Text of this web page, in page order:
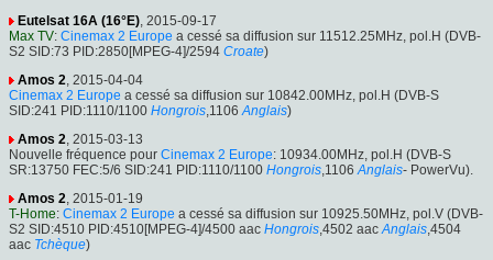
Eutelsat 16A (16°E) , 2015-09-17
Max TV: Cinemax 2 Europe a cessé sa diffusion sur 11512.25MHz, pol.H (DVB-
S2 SID:73 PID:2850[MPEG-4]/2594 Croate)
Amos 2 , 2015-04-04
Cinemax 2 Europe a cessé sa diffusion sur 10842.00MHz, pol.H (DVB-S
SID:241 PID:1110/1100 Hongrois ,1106 Anglais)
Amos 2 , 2015-03-13
Nouvelle fréquence pour Cinemax 2 Europe: 10934.00MHz, pol.H (DVB-S
SR:13750 FEC:5/6 SID:241 PID:1110/1100 Hongrois ,1106 Anglais- PowerVu).
Amos 2 , 2015-01-19
T-Home: Cinemax 2 Europe a cessé sa diffusion sur 10925.50MHz, pol.V (DVB-
S2 SID:4510 PID:4510[MPEG-4]/4500 aac Hongrois ,4502 aac Anglais ,4504
aac Tchèque)